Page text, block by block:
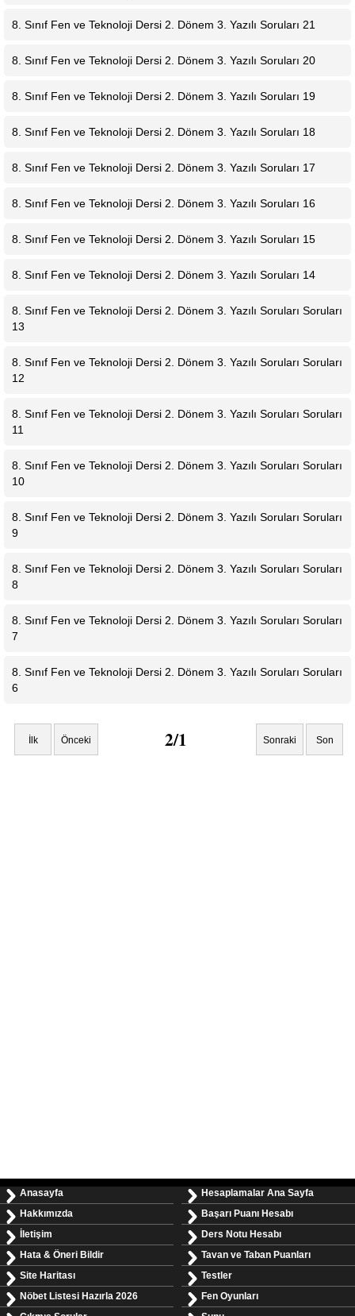
8. Sınıf Fen ve Teknoloji Dersi 2. Dönem 3. Yazılı Soruları 21
8. Sınıf Fen ve Teknoloji Dersi 2. Dönem 3. Yazılı Soruları 20
8. Sınıf Fen ve Teknoloji Dersi 2. Dönem 3. Yazılı Soruları 19
8. Sınıf Fen ve Teknoloji Dersi 2. Dönem 3. Yazılı Soruları 18
8. Sınıf Fen ve Teknoloji Dersi 2. Dönem 3. Yazılı Soruları 17
8. Sınıf Fen ve Teknoloji Dersi 2. Dönem 3. Yazılı Soruları 16
8. Sınıf Fen ve Teknoloji Dersi 2. Dönem 3. Yazılı Soruları 15
8. Sınıf Fen ve Teknoloji Dersi 2. Dönem 3. Yazılı Soruları 14
8. Sınıf Fen ve Teknoloji Dersi 2. Dönem 3. Yazılı Soruları Soruları
13
8. Sınıf Fen ve Teknoloji Dersi 2. Dönem 3. Yazılı Soruları Soruları
12
8. Sınıf Fen ve Teknoloji Dersi 2. Dönem 3. Yazılı Soruları Soruları
11
8. Sınıf Fen ve Teknoloji Dersi 2. Dönem 3. Yazılı Soruları Soruları
10
8. Sınıf Fen ve Teknoloji Dersi 2. Dönem 3. Yazılı Soruları Soruları
9
8. Sınıf Fen ve Teknoloji Dersi 2. Dönem 3. Yazılı Soruları Soruları
8
8. Sınıf Fen ve Teknoloji Dersi 2. Dönem 3. Yazılı Soruları Soruları
7
8. Sınıf Fen ve Teknoloji Dersi 2. Dönem 3. Yazılı Soruları Soruları
6
İlk Önceki 2/1 Sonraki Son
Anasayfa
Hakkımızda
İletişim
Hata & Öneri Bildir
Site Haritası
Nöbet Listesi Hazırla 2026
Hesaplamalar Ana Sayfa
Başarı Puanı Hesabı
Ders Notu Hesabı
Tavan ve Taban Puanları
Testler
Fen Oyunları